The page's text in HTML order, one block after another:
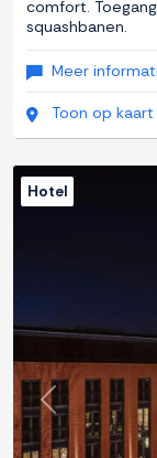
comfort.
squashbanen.
Meer
Toon op kaart
Previous
Hotel